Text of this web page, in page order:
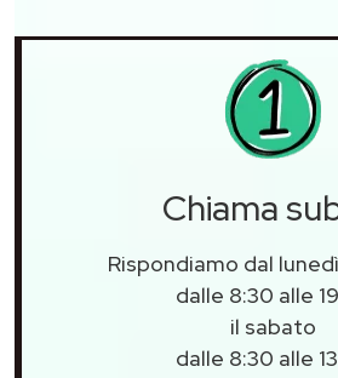
Chiama
Rispondiamo dal
dalle 8:30 alle
il sabato
dalle 8:30 alle